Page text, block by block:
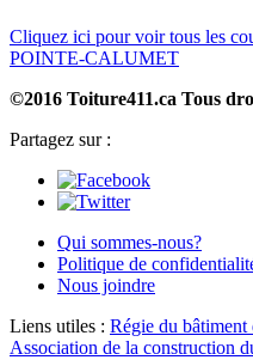
Cliquez ici pour voir tous les
POINTE-CALUMET
©2016 Toiture411.ca Tous
Partagez sur :
Qui sommes-nous?
Politique de
Nous joindre
Liens utiles : Régie du
Association de la construction